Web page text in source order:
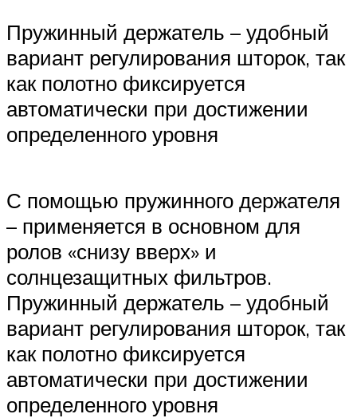
Пружинный держатель – удобный
вариант регулирования шторок, так
как полотно фиксируется
автоматически при достижении
определенного уровня
С помощью пружинного держателя
– применяется в основном для
ролов «снизу вверх» и
солнцезащитных фильтров.
Пружинный держатель – удобный
вариант регулирования шторок, так
как полотно фиксируется
автоматически при достижении
определенного уровня